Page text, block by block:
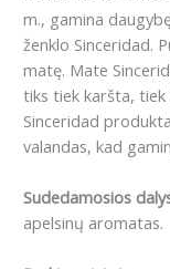
m., gamina
ženklo Sinceridad.
matę. Mate
tiks tiek karšta,
Sinceridad
valandas, kad
Sudedamosios
apelsinų aromatas.